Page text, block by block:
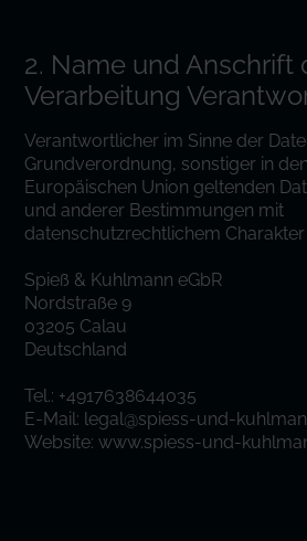
2. Name und Anschrift
Verarbeitung
Verantwortlicher im Sinne der
Grundverordnung, sonstiger in
Europäischen Union geltenden
und anderer Bestimmungen mit
datenschutzrechtlichem Charakter
Spieß & Kuhlmann eGbR
Nordstraße 9
03205 Calau
Deutschland
Tel.: +4917638644035
E-Mail: legal@spiess-und-
Website: www.spiess-und-